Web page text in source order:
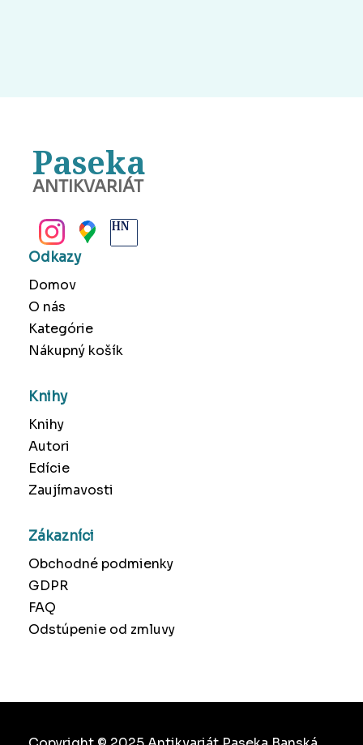
Paseka
ANTIKVARIÁT
Odkazy
Domov
O nás
Kategórie
Nákupný košík
Knihy
Knihy
Autori
Edície
Zaujímavosti
Zákazníci
Obchodné podmienky
GDPR
FAQ
Odstúpenie od zmluvy